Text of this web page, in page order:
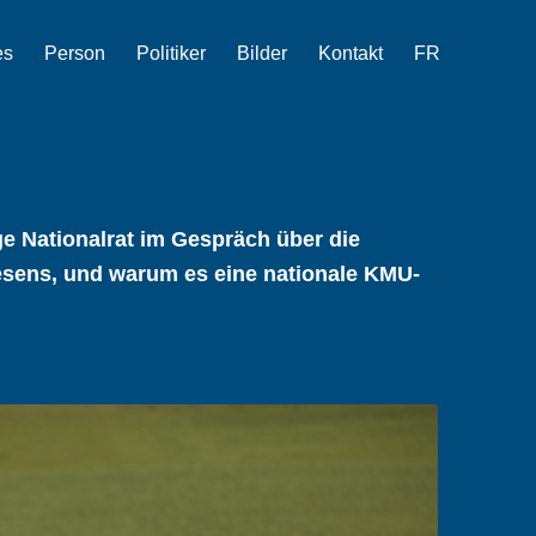
Person Politiker Bilder Kontakt FR
Nationalrat im Gespräch über die
und warum es eine nationale KMU-